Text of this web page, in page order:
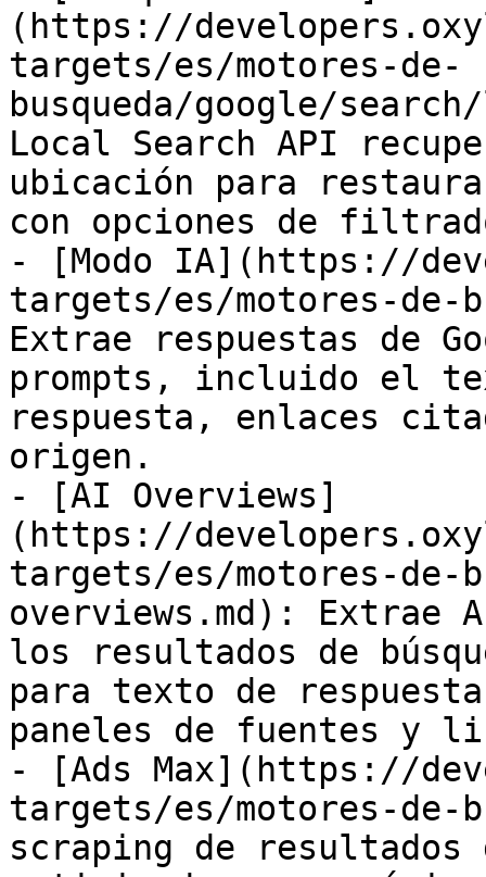
(https://
targets/es/motores-de-
busqueda/google/
Local Search API
ubicación para
con opciones de
- [Modo IA](https://
targets/es/motores-de-
Extrae respuestas de
prompts, incluido el
respuesta, enlaces
origen.
- [AI Overviews]
(https://
targets/es/motores-de-
overviews.md): Extrae
los resultados de
para texto de
paneles de fuentes y
- [Ads Max](https://
targets/es/motores-de-
scraping de resultados